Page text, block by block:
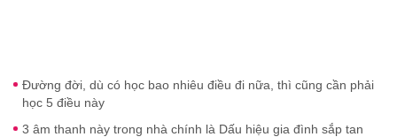
Đường đời, dù có học bao nhiêu điều đi nữa, thì cũng cần phải
học 5 điều này
3 âm thanh này trong nhà chính là Dấu hiệu gia đình sắp tan